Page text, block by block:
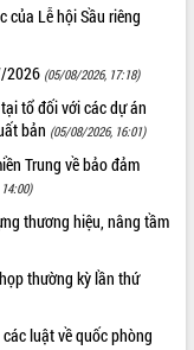
của Lễ hội Sầu riêng
2026 (05/08/2026, 17:18)
tổ đối với các dự án
bản (05/08/2026, 16:01)
Trung về bảo đảm
thương hiệu, nâng tầm
thường kỳ lần thứ
luật về quốc phòng